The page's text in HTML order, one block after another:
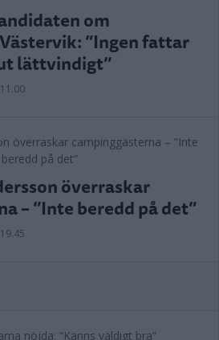
om
”Ingen fattar
lättvindigt”
överraskar
– ”Inte beredd på det”